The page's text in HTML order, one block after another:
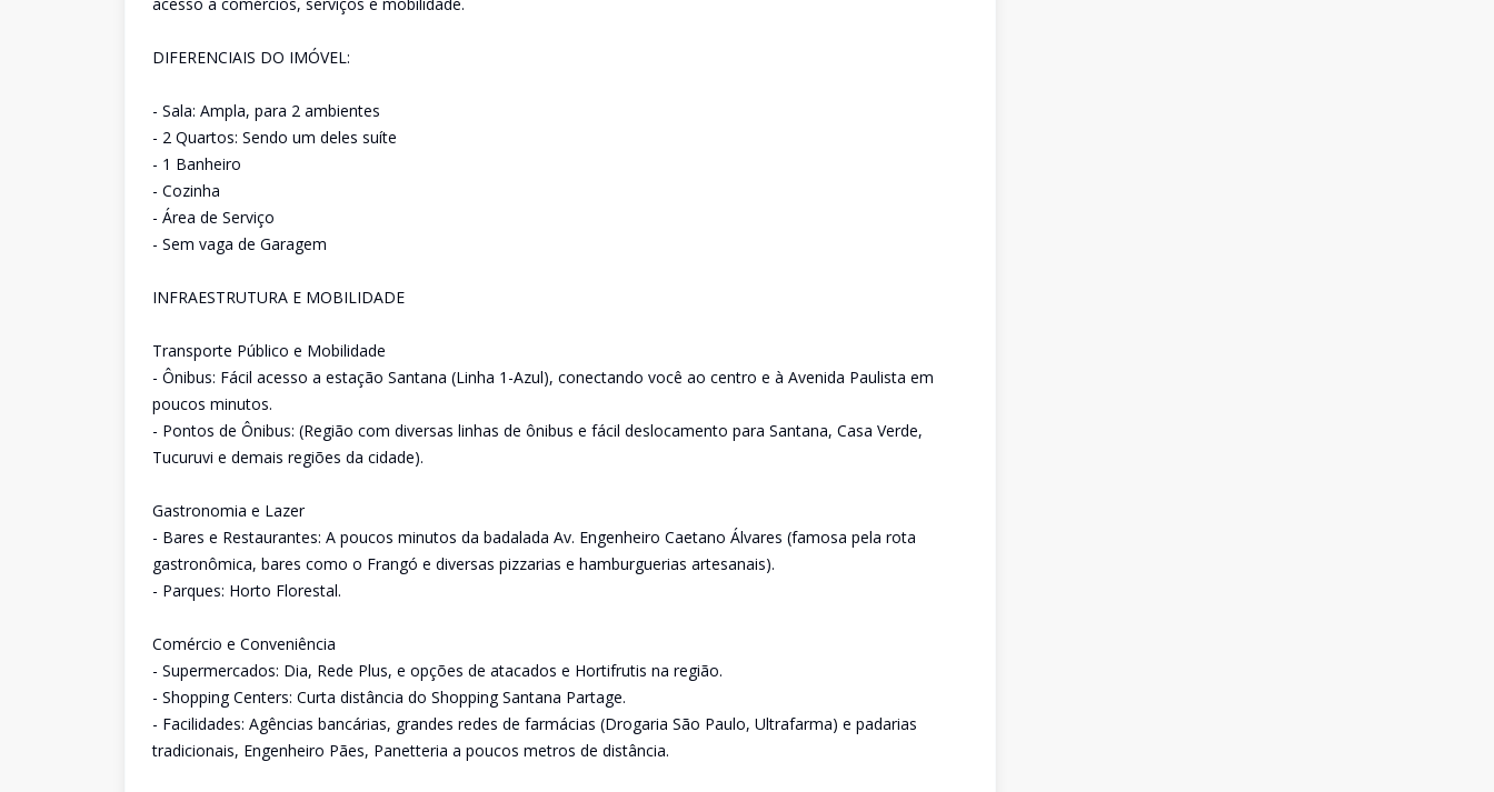
DIFERENCIAIS DO IMÓVEL:
- Sala: Ampla, para 2 ambientes
- 2 Quartos: Sendo um deles suíte
- 1 Banheiro
- Cozinha
- Área de Serviço
- Sem vaga de Garagem
INFRAESTRUTURA E MOBILIDADE
Transporte Público e Mobilidade
- Ônibus: Fácil acesso a estação Santana (Linha 1-Azul), conectando você ao centro e à Avenida Paulista em
poucos minutos.
- Pontos de Ônibus: (Região com diversas linhas de ônibus e fácil deslocamento para Santana, Casa Verde,
Tucuruvi e demais regiões da cidade).
Gastronomia e Lazer
- Bares e Restaurantes: A poucos minutos da badalada Av. Engenheiro Caetano Álvares (famosa pela rota
gastronômica, bares como o Frangó e diversas pizzarias e hamburguerias artesanais).
- Parques: Horto Florestal.
Comércio e Conveniência
- Supermercados: Dia, Rede Plus, e opções de atacados e Hortifrutis na região.
- Shopping Centers: Curta distância do Shopping Santana Partage.
- Facilidades: Agências bancárias, grandes redes de farmácias (Drogaria São Paulo, Ultrafarma) e padarias
tradicionais, Engenheiro Pães, Panetteria a poucos metros de distância.